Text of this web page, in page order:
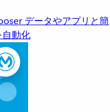
データやアプリと簡
動化